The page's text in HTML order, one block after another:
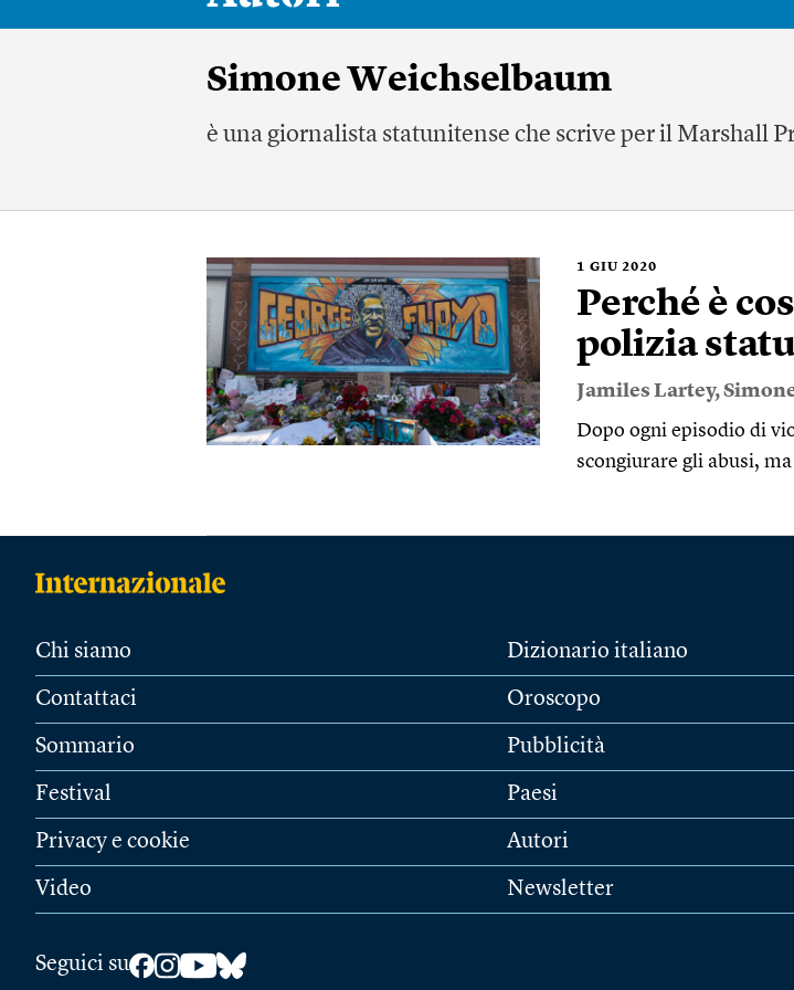
Simone Weichselbaum
è una giornalista statunitense che scrive per il Marshall
1 GIU 2020
Perché è
polizia
Jamiles Lartey,
Dopo ogni episodio di
scongiurare gli abusi,
Chi siamo
Contattaci
Sommario
Festival
Privacy e cookie
Video
Dizionario italiano
Oroscopo
Pubblicità
Paesi
Autori
Newsletter
Seguici su